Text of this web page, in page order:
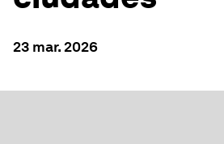
23 mar. 2026